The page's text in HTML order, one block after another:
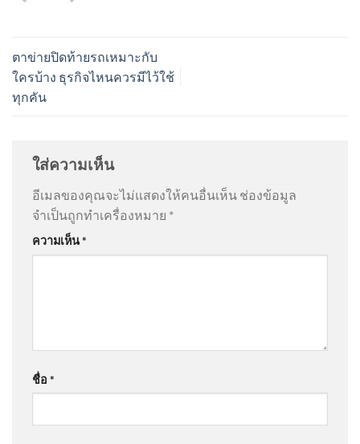
ตาข่ายปิดท้ายรถเหมาะกับ
ใครบ้าง ธุรกิจไหนควรมีไว้ใช้
ทุกคัน
ใส่ความเห็น
อีเมลของคุณจะไม่แสดงให้คนอื่นเห็น ช่องข้อมูล
จำเป็นถูกทำเครื่องหมาย *
ความเห็น*
ชื่อ *